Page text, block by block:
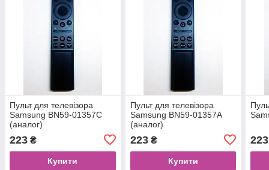
Пульт для телевізора
Samsung BN59-01357C
(аналог)
223 ₴
Купити
Пульт для телевізора
Samsung BN59-01357А
(аналог)
223₴
Купити
223